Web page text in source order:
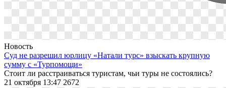
Новость
Суд не разрешил юрлицу «Натали турс» взыскать крупную
сумму с «Турпомощи»
Стоит ли расстраиваться туристам, чьи туры не состоялись?
21 октября 13:47 2672